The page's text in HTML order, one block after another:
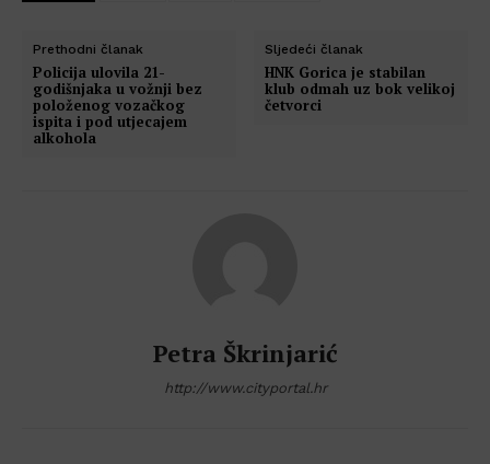
Prethodni članak
Policija ulovila 21-
godišnjaka u vožnji bez
položenog vozačkog
ispita i pod utjecajem
alkohola
Sljedeći članak
HNK Gorica je stabilan
klub odmah uz bok velikoj
četvorci
Petra Škrinjarić
http://www.cityportal.hr